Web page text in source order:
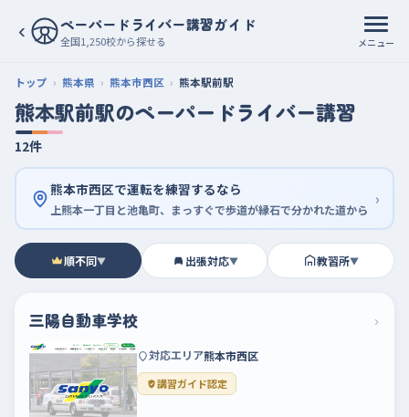
‹ ペーパードライバー講習ガイド
全国1,250校から探せる メニュー
トップ 熊本県 熊本市西区 熊本駅前駅
熊本駅前駅のペーパードライバー講習
12件
熊本市西区で運転を練習するなら
上熊本一丁目と池亀町、まっすぐで歩道が縁石で分かれた道から ›
順不同▼ 出張対応▼ 教習所▼
三陽自動車学校 ›
対応エリア熊本市西区
講習ガイド認定